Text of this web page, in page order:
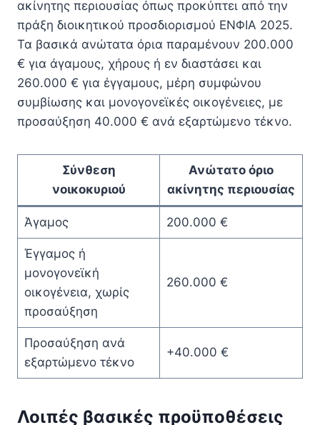
ακίνητης περιουσίας όπως προκύπτει από την
πράξη διοικητικού προσδιορισμού ΕΝΦΙΑ 2025.
Τα βασικά ανώτατα όρια παραμένουν 200.000
€ για άγαμους, χήρους ή εν διαστάσει και
260.000 € για έγγαμους, μέρη συμφώνου
συμβίωσης και μονογονεϊκές οικογένειες, με
προσαύξηση 40.000 € ανά εξαρτώμενο τέκνο.
Σύνθεση
νοικοκυριού
Ανώτατο όριο
ακίνητης περιουσίας
Άγαμος 200.000 €
Έγγαμος ή
μονογονεϊκή
οικογένεια, χωρίς
προσαύξηση
260.000 €
Προσαύξηση ανά
εξαρτώμενο τέκνο
+40.000 €
Λοιπές βασικές προϋποθέσεις